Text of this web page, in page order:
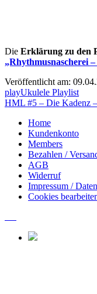
Die Erklärung zu den
„Rhythmusnascherei
Veröffentlicht am:
playUkulele Playlist
HML #5 – Die Kadenz
Home
Kundenkonto
Members
Bezahlen /
AGB
Widerruf
Impressum /
Cookies